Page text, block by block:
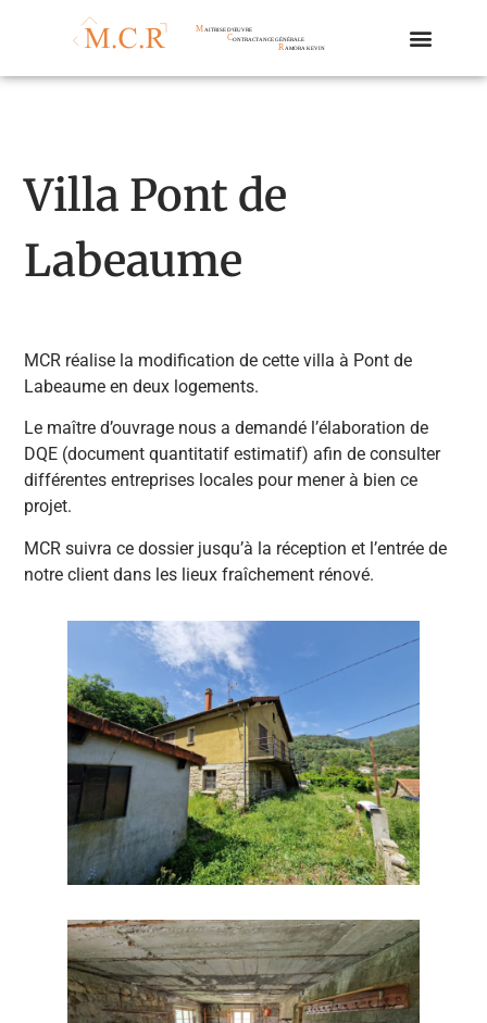
Villa Pont de
Labeaume
MCR réalise la modification de cette villa à Pont de
Labeaume en deux logements.
Le maître d’ouvrage nous a demandé l’élaboration de
DQE (document quantitatif estimatif) afin de consulter
différentes entreprises locales pour mener à bien ce
projet.
MCR suivra ce dossier jusqu’à la réception et l’entrée de
notre client dans les lieux fraîchement rénové.